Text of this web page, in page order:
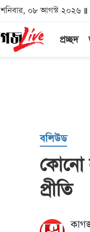
শনিবার, ০৮ আগস্ট ২০২৬
প্রচ্ছদ
বলিউড
কোনো
প্রীতি